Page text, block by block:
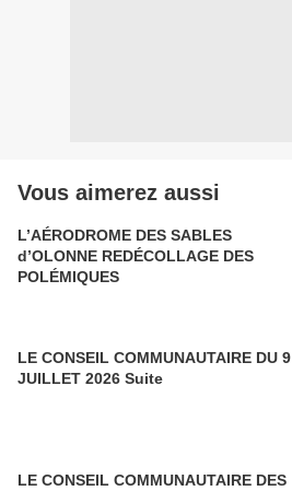
Vous aimerez aussi
L’AÉRODROME DES SABLES
d’OLONNE REDÉCOLLAGE DES
POLÉMIQUES
LE CONSEIL COMMUNAUTAIRE DU 9
JUILLET 2026 Suite
LE CONSEIL COMMUNAUTAIRE DES